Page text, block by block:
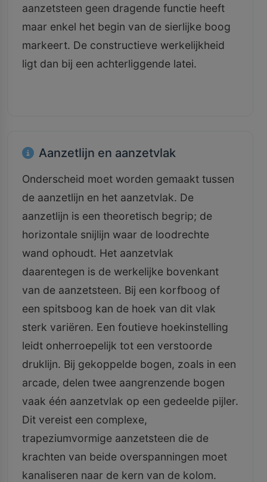
aanzetsteen geen dragende functie heeft
maar enkel het begin van de sierlijke boog
markeert. De constructieve werkelijkheid
ligt dan bij een achterliggende latei.
Aanzetlijn en aanzetvlak
Onderscheid moet worden gemaakt tussen
de aanzetlijn en het aanzetvlak. De
aanzetlijn is een theoretisch begrip; de
horizontale snijlijn waar de loodrechte
wand ophoudt. Het aanzetvlak
daarentegen is de werkelijke bovenkant
van de aanzetsteen. Bij een korfboog of
een spitsboog kan de hoek van dit vlak
sterk variëren. Een foutieve hoekinstelling
leidt onherroepelijk tot een verstoorde
druklijn. Bij gekoppelde bogen, zoals in een
arcade, delen twee aangrenzende bogen
vaak één aanzetvlak op een gedeelde pijler.
Dit vereist een complexe,
trapeziumvormige aanzetsteen die de
krachten van beide overspanningen moet
kanaliseren naar de kern van de kolom.